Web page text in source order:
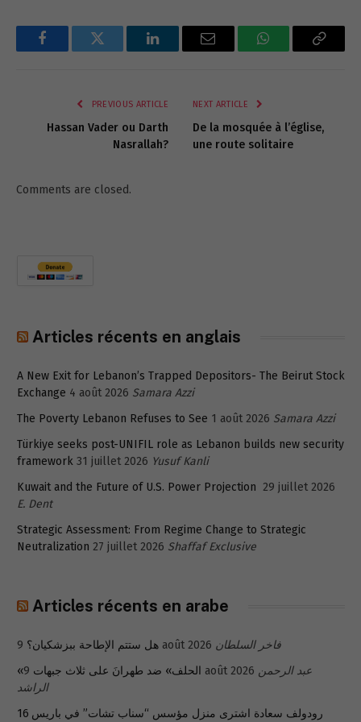
FacebookTwitter LinkedInEmail WhatsAppCopy
PREVIOUS ARTICLE
Hassan Vader ou Darth
Nasrallah?
NEXT ARTICLE
De la mosquée à l’église,
une route solitaire
Comments are closed.
Articles récents en anglais
A New Exit for Lebanon’s Trapped Depositors- The Beirut Stock
Exchange 4 août 2026 Samara Azzi
The Poverty Lebanon Refuses to See 1 août 2026 Samara Azzi
Türkiye seeks post-UNIFIL role as Lebanon builds new security
framework 31 juillet 2026 Yusuf Kanli
Kuwait and the Future of U.S. Power Projection 29 juillet 2026
E. Dent
Strategic Assessment: From Regime Change to Strategic
Neutralization 27 juillet 2026 Shaffaf Exclusive
Articles récents en arabe
هل ستتم الإطاحة ببزشكيان؟ 9 août 2026 فاخر السلطان
«الحلف» ضد طهرانَ على ثلاث جبهات 9 août 2026 عبد الرحمن
الراشد
رودولف سعادة اشترى منزل مؤسس “سناب تشات” في باريس 16